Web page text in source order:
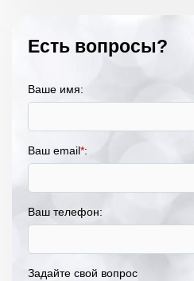
Есть вопросы?
Ваше имя:
Ваш email*:
Ваш телефон:
Задайте свой вопрос